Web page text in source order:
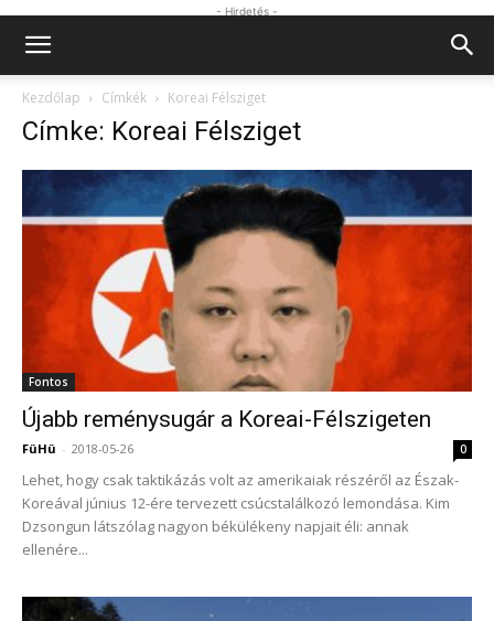
- Hirdetés -
Kezdőlap Címkék Koreai Félsziget
Címke: Koreai Félsziget
Fontos
Újabb reménysugár a Koreai-Félszigeten
FüHü - 2018-05-26 0
Lehet, hogy csak taktikázás volt az amerikaiak részéről az Észak-
Koreával június 12-ére tervezett csúcstalálkozó lemondása. Kim
Dzsongun látszólag nagyon békülékeny napjait éli: annak
ellenére...